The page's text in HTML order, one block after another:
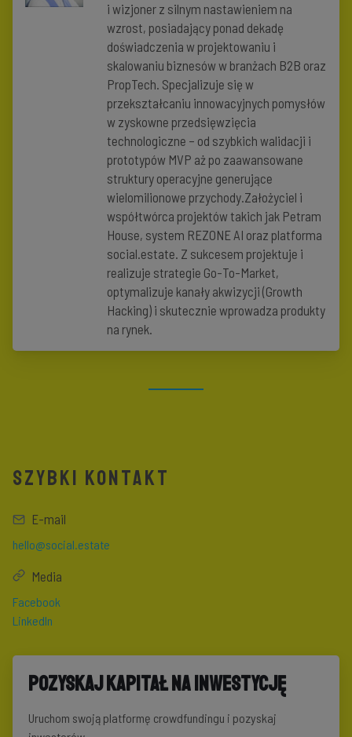
i wizjoner z silnym nastawieniem na
wzrost, posiadający ponad dekadę
doświadczenia w projektowaniu i
skalowaniu biznesów w branżach B2B oraz
PropTech. Specjalizuje się w
przekształcaniu innowacyjnych pomysłów
w zyskowne przedsięwzięcia
technologiczne – od szybkich walidacji i
prototypów MVP aż po zaawansowane
struktury operacyjne generujące
wielomilionowe przychody.Założyciel i
współtwórca projektów takich jak Petram
House, system REZONE AI oraz platforma
social.estate. Z sukcesem projektuje i
realizuje strategie Go-To-Market,
optymalizuje kanały akwizycji (Growth
Hacking) i skutecznie wprowadza produkty
na rynek.
Pozyskaj kapitał na inwestycję
Uruchom swoją platformę crowdfundingu i pozyskaj
SZYBKI KONTAKT
E-mail
hello@social.estate
Media
Facebook
LinkedIn